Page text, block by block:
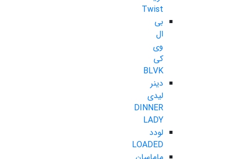
Twist
بی
ال
وی
کی
BLVK
دینر
لیدی
DINNER
LADY
لودد
LOADED